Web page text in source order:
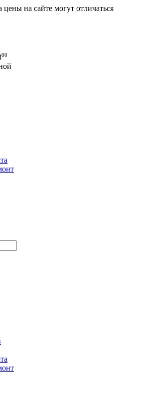
цены на сайте могут отличаться
00